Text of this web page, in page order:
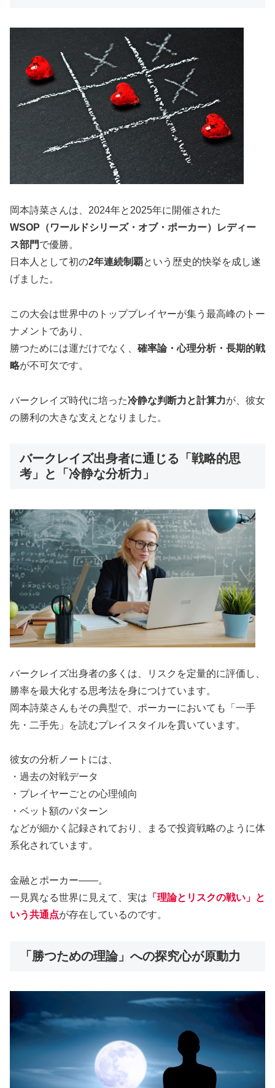
岡本詩菜さんは、2024年と2025年に開催された
WSOP（ワールドシリーズ・オブ・ポーカー）レディー
ス部門で優勝。
日本人として初の2年連続制覇という歴史的快挙を成し遂
げました。
この大会は世界中のトッププレイヤーが集う最高峰のトー
ナメントであり、
勝つためには運だけでなく、 確率論・心理分析・長期的戦
略が不可欠です。
バークレイズ時代に培った冷静な判断力と計算力が、彼女
の勝利の大きな支えとなりました。
バークレイズ出身者に通じる「戦略的思
考」と「冷静な分析力」
バークレイズ出身者の多くは、リスクを定量的に評価し、
勝率を最大化する思考法を身につけています。
岡本詩菜さんもその典型で、ポーカーにおいても「一手
先・二手先」を読むプレイスタイルを貫いています。
彼女の分析ノートには、
・過去の対戦データ
・プレイヤーごとの心理傾向
・ベット額のパターン
などが細かく記録されており、まるで投資戦略のように体
系化されています。
金融とポーカー――。
一見異なる世界に見えて、実は 「理論とリスクの戦い」と
いう共通点が存在しているのです。
「勝つための理論」への探究心が原動力